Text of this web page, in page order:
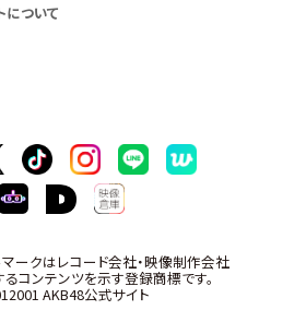
について
ークはレコード会社・映像制作会社
コンテンツを示す登録商標です。
AKB48公式サイト